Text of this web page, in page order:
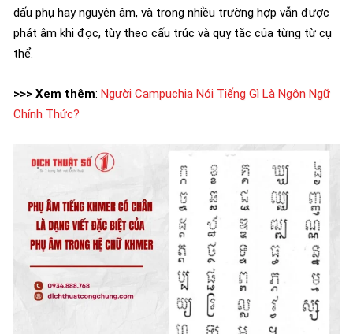
dấu phụ hay nguyên âm, và trong nhiều trường hợp vẫn được
phát âm khi đọc, tùy theo cấu trúc và quy tắc của từng từ cụ
thể.
>>> Xem thêm: Người Campuchia Nói Tiếng Gì Là Ngôn Ngữ
Chính Thức?